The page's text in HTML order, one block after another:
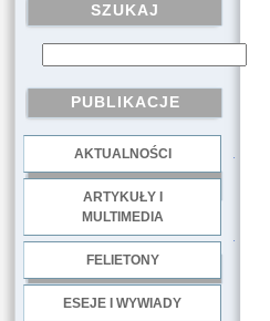
SZUKAJ
PUBLIKACJE
AKTUALNOŚCI
ARTYKUŁY I
MULTIMEDIA
FELIETONY
ESEJE I WYWIADY